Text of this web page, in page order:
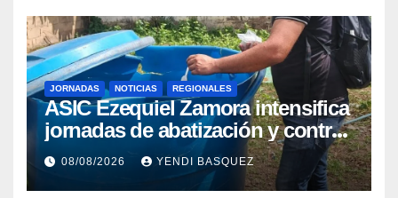
JORNADAS NOTICIAS REGIONALES
ASIC Ezequiel Zamora intensifica
jornadas de abatización y control
de vectores en comunidades del
Guárico
08/08/2026 YENDI BASQUEZ